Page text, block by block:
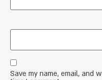
Save my name, email, and